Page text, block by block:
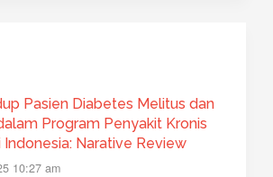
Pasien Diabetes Melitus dan
Program Penyakit Kronis
Indonesia: Narative Review
10:27 am